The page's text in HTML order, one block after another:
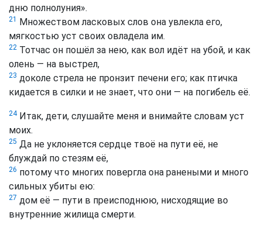
дню полнолуния».
21 Множеством ласковых слов она увлекла его,
мягкостью уст своих овладела им.
22 Тотчас он пошёл за нею, как вол идёт на убой, и как
олень — на выстрел,
23 доколе стрела не пронзит печени его; как птичка
кидается в силки и не знает, что они — на погибель её.
24Итак, дети, слушайте меня и внимайте словам уст
моих.
25 Да не уклоняется сердце твоё на пути её, не
блуждай по стезям её,
26 потому что многих повергла она ранеными и много
сильных убиты ею:
27 дом её — пути в преисподнюю, нисходящие во
внутренние жилища смерти.